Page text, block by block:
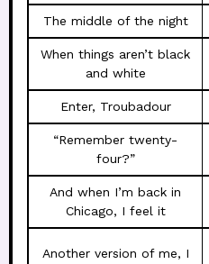
The middle of the night
When things aren’t black
and white
Enter, Troubadour
“Remember twenty-
four?”
And when I’m back in
Chicago, I feel it
Another version of me, I